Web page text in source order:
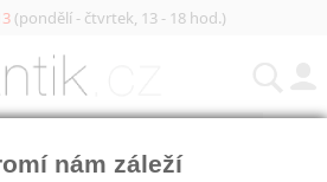
(pondělí - čtvrtek, 13 - 18 hod.)
nám záleží